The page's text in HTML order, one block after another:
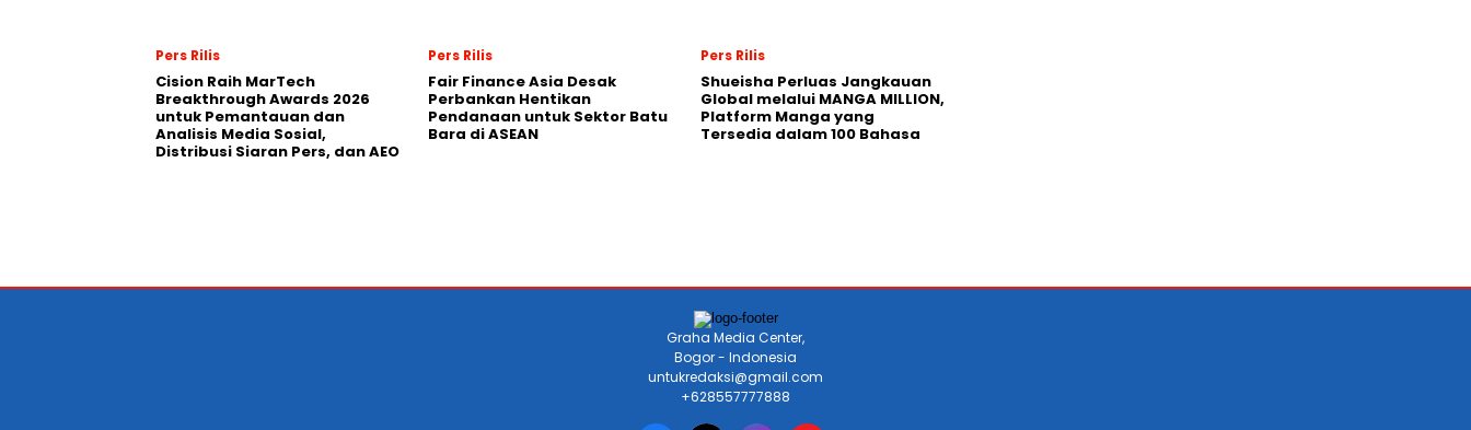
Pers Rilis
Cision Raih MarTech
Breakthrough Awards 2026
untuk Pemantauan dan
Analisis Media Sosial,
Distribusi Siaran Pers, dan AEO
Pers Rilis
Fair Finance Asia Desak
Perbankan Hentikan
Pendanaan untuk Sektor Batu
Bara di ASEAN
Pers Rilis
Shueisha Perluas Jangkauan
Global melalui MANGA MILLION,
Platform Manga yang
Tersedia dalam 100 Bahasa
Graha Media Center,
Bogor - Indonesia
untukredaksi@gmail.com
+628557777888